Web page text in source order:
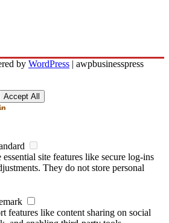
by WordPress | awpbusinesspress
Accept All
site features like secure log-ins
They do not store personal
features like content sharing on social